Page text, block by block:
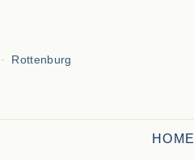
· Rottenburg
HOME